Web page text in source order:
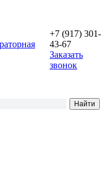
+7 (917) 301-
43-67
Заказать
звонок